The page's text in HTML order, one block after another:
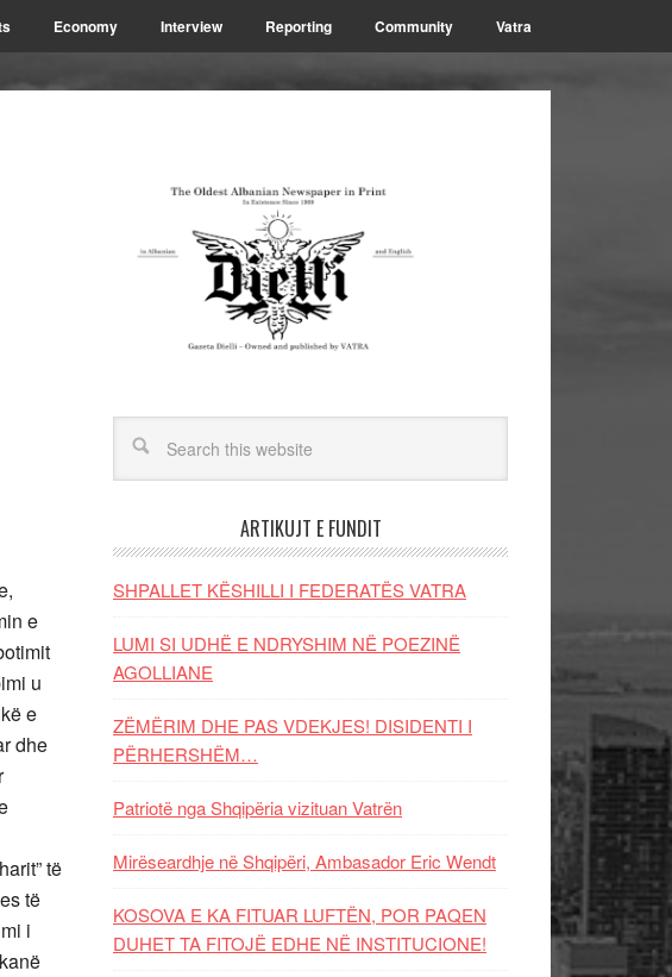
Economy Interview Reporting Community Vatra
e
u
e
dhe
të
të
i
ARTIKUJT E FUNDIT
SHPALLET KËSHILLI I FEDERATËS VATRA
LUMI SI UDHË E NDRYSHIM NË POEZINË
AGOLLIANE
ZËMËRIM DHE PAS VDEKJES! DISIDENTI I
PËRHERSHËM…
Patriotë nga Shqipëria vizituan Vatrën
Mirëseardhje në Shqipëri, Ambasador Eric Wendt
KOSOVA E KA FITUAR LUFTËN, POR PAQEN
DUHET TA FITOJË EDHE NË INSTITUCIONE!